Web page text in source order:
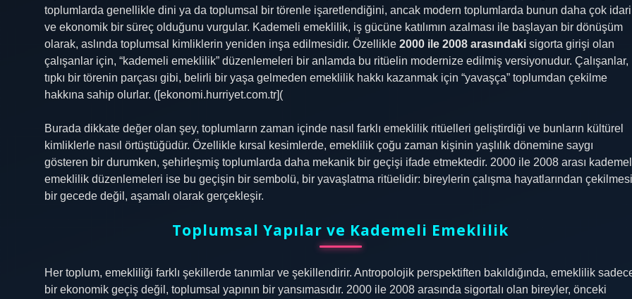
toplumlarda genellikle dini ya da toplumsal bir törenle işaretlendiğini, ancak modern toplumlarda bunun daha çok idari
ve ekonomik bir süreç olduğunu vurgular. Kademeli emeklilik, iş gücüne katılımın azalması ile başlayan bir dönüşüm
olarak, aslında toplumsal kimliklerin yeniden inşa edilmesidir. Özellikle 2000 ile 2008 arasındaki sigorta girişi olan
çalışanlar için, “kademeli emeklilik” düzenlemeleri bir anlamda bu ritüelin modernize edilmiş versiyonudur. Çalışanlar,
tıpkı bir törenin parçası gibi, belirli bir yaşa gelmeden emeklilik hakkı kazanmak için “yavaşça” toplumdan çekilme
hakkına sahip olurlar. ([ekonomi.hurriyet.com.tr](
Burada dikkate değer olan şey, toplumların zaman içinde nasıl farklı emeklilik ritüelleri geliştirdiği ve bunların kültürel
kimliklerle nasıl örtüştüğüdür. Özellikle kırsal kesimlerde, emeklilik çoğu zaman kişinin yaşlılık dönemine saygı
gösteren bir durumken, şehirleşmiş toplumlarda daha mekanik bir geçişi ifade etmektedir. 2000 ile 2008 arası
emeklilik düzenlemeleri ise bu geçişin bir sembolü, bir yavaşlatma ritüelidir: bireylerin çalışma hayatlarından çekilmesi
bir gecede değil, aşamalı olarak gerçekleşir.
Toplumsal Yapılar ve Kademeli Emeklilik
Her toplum, emekliliği farklı şekillerde tanımlar ve şekillendirir. Antropolojik perspektiften bakıldığında, emeklilik
bir ekonomik geçiş değil, toplumsal yapının bir yansımasıdır. 2000 ile 2008 arasında sigortalı olan bireyler, önceki